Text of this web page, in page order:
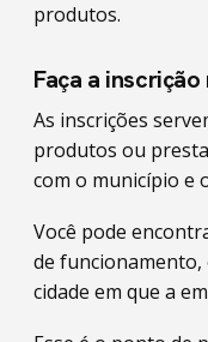
produtos.
Faça a
As inscrições
produtos ou
com o município e
Você pode
de
cidade em que a